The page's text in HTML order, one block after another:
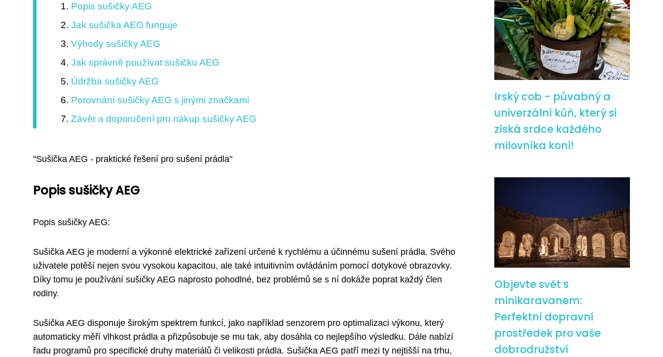
Popis sušičky AEG
Jak sušička AEG funguje
Výhody sušičky AEG
Jak správně používat sušičku AEG
Údržba sušičky AEG
Porovnání sušičky AEG s jinými značkami
Závěr a doporučení pro nákup sušičky AEG
"Sušička AEG - praktické řešení pro sušení prádla"
Popis sušičky AEG
Popis sušičky AEG:
Sušička AEG je moderní a výkonné elektrické zařízení určené k rychlému a účinnému sušení prádla. Svého
uživatele potěší nejen svou vysokou kapacitou, ale také intuitivním ovládáním pomocí dotykové obrazovky.
Díky tomu je používání sušičky AEG naprosto pohodlné, bez problémů se s ní dokáže poprat každý člen
rodiny.
Sušička AEG disponuje širokým spektrem funkcí, jako například senzorem pro optimalizaci výkonu, který
automaticky měří vlhkost prádla a přizpůsobuje se mu tak, aby dosáhla co nejlepšího výsledku. Dále nabízí
řadu programů pro specifické druhy materiálů či velikosti prádla. Sušička AEG patří mezi ty nejtišší na trhu,
Irský cob - půvabný a
univerzální kůň, který si
získá srdce každého
milovníka koní!
Objevte svět s
minikaravanem:
Perfektní dopravní
prostředek pro vaše
dobrodružství